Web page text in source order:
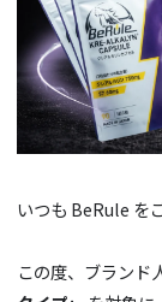
いつも BeRule を
この度、ブランド